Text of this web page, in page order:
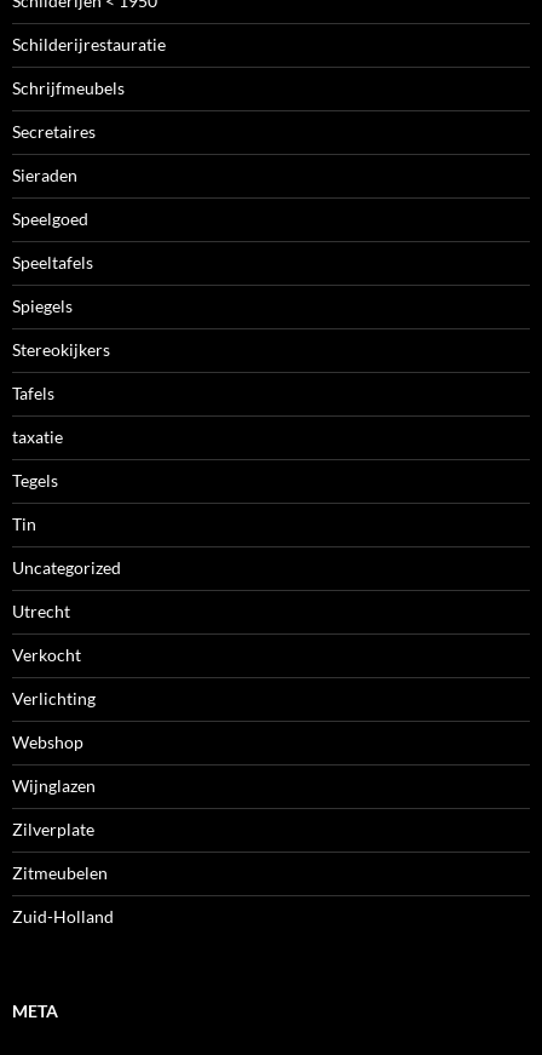
Schilderijrestauratie
Schrijfmeubels
Secretaires
Sieraden
Speelgoed
Speeltafels
Spiegels
Stereokijkers
Tafels
taxatie
Tegels
Tin
Uncategorized
Utrecht
Verkocht
Verlichting
Webshop
Wijnglazen
Zilverplate
Zitmeubelen
Zuid-Holland
META